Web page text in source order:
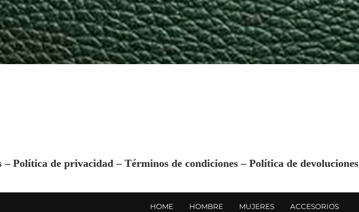
– Política de privacidad– Términos de condiciones– Política de devoluciones
HOME HOMBRE MUJERES ACCESORIOS